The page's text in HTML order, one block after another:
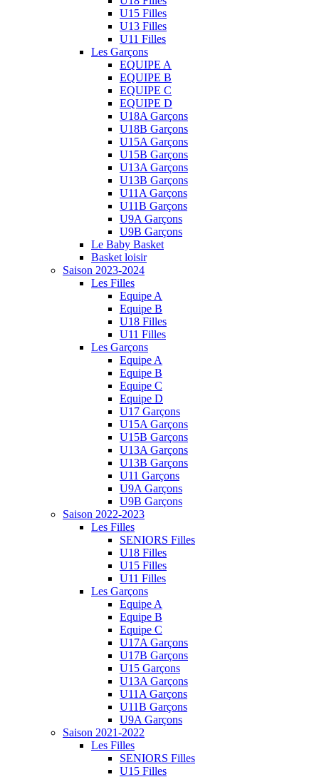
U15 Filles
U13 Filles
U11 Filles
Les Garçons
EQUIPE A
EQUIPE B
EQUIPE C
EQUIPE D
U18A Garçons
U18B Garçons
U15A Garçons
U15B Garçons
U13A Garçons
U13B Garçons
U11A Garçons
U11B Garçons
U9A Garçons
U9B Garçons
Le Baby Basket
Basket loisir
Saison 2023-2024
Les Filles
Equipe A
Equipe B
U18 Filles
U11 Filles
Les Garçons
Equipe A
Equipe B
Equipe C
Equipe D
U17 Garçons
U15A Garçons
U15B Garçons
U13A Garçons
U13B Garçons
U11 Garçons
U9A Garçons
U9B Garçons
Saison 2022-2023
Les Filles
SENIORS Filles
U18 Filles
U15 Filles
U11 Filles
Les Garçons
Equipe A
Equipe B
Equipe C
U17A Garçons
U17B Garçons
U15 Garçons
U13A Garçons
U11A Garçons
U11B Garçons
U9A Garçons
Saison 2021-2022
Les Filles
SENIORS Filles
U15 Filles